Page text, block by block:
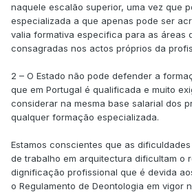
naquele escalão superior, uma vez que
especializada a que apenas pode ser
valia formativa especifica para as áreas
consagradas nos actos próprios da
2 – O Estado não pode defender a
que em Portugal é qualificada e muito
considerar na mesma base salarial dos
qualquer formação especializada.
Estamos conscientes que as
de trabalho em arquitectura dificultam o
dignificação profissional que é devida
o Regulamento de Deontologia em vigor